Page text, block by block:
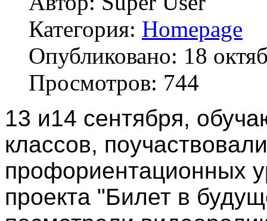
Категория: Homepage
Опубликовано: 18
Просмотров: 744
13 и14 сентября,
классов,
профориентационных
проекта "Билет в